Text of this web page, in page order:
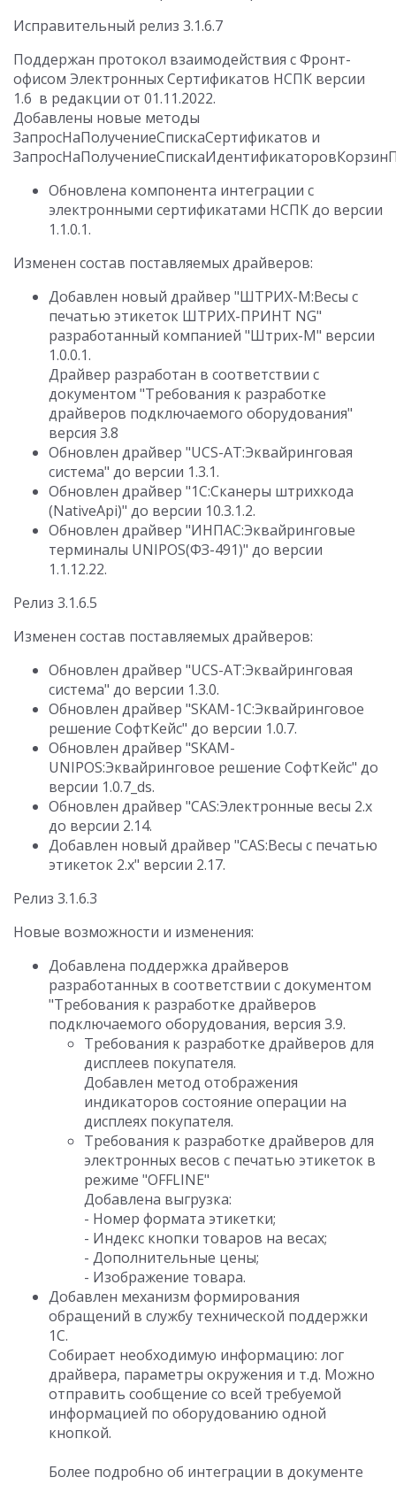
Исправительный релиз 3.1.6.7
Поддержан протокол взаимодействия с Фронт-
офисом Электронных Сертификатов НСПК версии
1.6 в редакции от 01.11.2022.
Добавлены новые методы
ЗапросНаПолучениеСпискаСертификатов и
Обновлена компонента интеграции с
электронными сертификатами НСПК до версии
1.1.0.1.
Изменен состав поставляемых драйверов:
Добавлен новый драйвер "ШТРИХ-М:Весы с
печатью этикеток ШТРИХ-ПРИНТ NG"
разработанный компанией "Штрих-М" версии
1.0.0.1.
Драйвер разработан в соответствии с
документом "Требования к разработке
драйверов подключаемого оборудования"
версия 3.8
Обновлен драйвер "UCS-AT:Эквайринговая
система" до версии 1.3.1.
Обновлен драйвер "1С:Сканеры штрихкода
(NativeApi)" до версии 10.3.1.2.
Обновлен драйвер "ИНПАС:Эквайринговые
терминалы UNIPOS(ФЗ-491)" до версии
1.1.12.22.
Релиз 3.1.6.5
Изменен состав поставляемых драйверов:
Обновлен драйвер "UCS-AT:Эквайринговая
система" до версии 1.3.0.
Обновлен драйвер "SKAM-1C:Эквайринговое
решение СофтКейс" до версии 1.0.7.
Обновлен драйвер "SKAM-
UNIPOS:Эквайринговое решение СофтКейс" до
версии 1.0.7_ds.
Обновлен драйвер "CAS:Электронные весы 2.х
до версии 2.14.
Добавлен новый драйвер "CAS:Весы с печатью
этикеток 2.х" версии 2.17.
Релиз 3.1.6.3
Новые возможности и изменения:
Добавлена поддержка драйверов
разработанных в соответствии с документом
"Требования к разработке драйверов
подключаемого оборудования, версия 3.9.
Требования к разработке драйверов для
дисплеев покупателя.
Добавлен метод отображения
индикаторов состояние операции на
дисплеях покупателя.
Требования к разработке драйверов для
электронных весов с печатью этикеток в
режиме "OFFLINE"
Добавлена выгрузка:
- Номер формата этикетки;
- Индекс кнопки товаров на весах;
- Дополнительные цены;
- Изображение товара.
Добавлен механизм формирования
обращений в службу технической поддержки
1С.
Собирает необходимую информацию: лог
драйвера, параметры окружения и т.д. Можно
отправить сообщение со всей требуемой
информацией по оборудованию одной
кнопкой.
Более подробно об интеграции в документе